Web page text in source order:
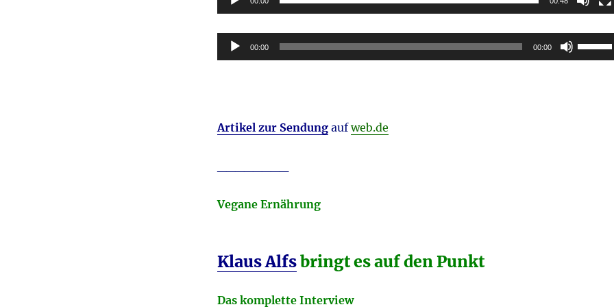
Audio-
Player
00:00 00:00
Hoch/
Artikel zur Sendung aufweb.de
Vegane Ernährung
Klaus Alfsbringt es auf den Punkt
Das komplette Interview